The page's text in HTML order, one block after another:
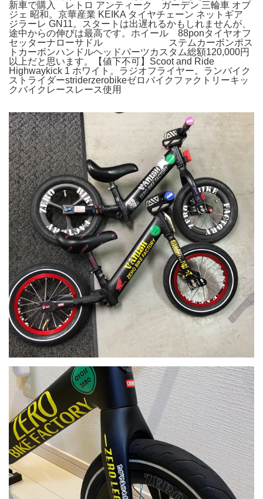
新車で購入 レトロ アンティーク ガーデン 三輪車 オブ
ジェ 昭和。京華産業 KEIKA タイヤチェーン ネットギア
ジラーレ GN11。スタートは出遅れるかもしれませんが、
途中からの伸びは最高です。ホイール 88ponタイヤオフ
セッターナローサドル ステムカーボンポス
トカーボンハンドルヘッドパーツカスタム総額120,000円
以上だと思います。【値下不可】Scoot and Ride
Highwaykick 1 ホワイト。ラジオフライヤー。ランバイク
ストライダーstriderzerobikeゼロバイクファクトリーキッ
クバイクレースレース使用